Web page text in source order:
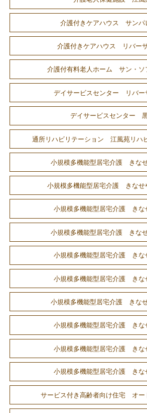
介護付きケアハウス サンパ
介護付きケアハウス リバー
介護付有料老人ホーム サン・ソ
デイサービスセンター リバー
デイサービスセンター
通所リハビリテーション 江風苑リハ
小規模多機能型居宅介護 きな
小規模多機能型居宅介護 きなせ
小規模多機能型居宅介護 きな
小規模多機能型居宅介護 きな
小規模多機能型居宅介護 きな
小規模多機能型居宅介護 きな
小規模多機能型居宅介護 きな
小規模多機能型居宅介護 きな
小規模多機能型居宅介護 きな
小規模多機能型居宅介護 きな
サービス付き高齢者向け住宅 オー